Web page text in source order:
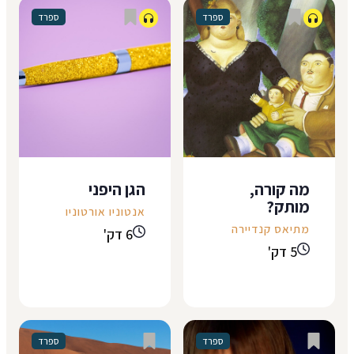
ספרד
מה קורה,
מותק?
מתיאס קנדיירה
5 דק'
ספרד
הגן היפני
אנטוניו אורטוניו
6 דק'
ספרד
לאִיסָה וחֶרמן היא
הולכת להתחתן, היא
אמרה לנו. ואז פרצה
בצחוק. היא החליטה
האוניברסיטה ולנשור
מהלימודים באמצע
התואר כדי להתחתן,
חתיכת הפתעה, אה,
ספרד
ונידבת לאישה שלי רק
"Famous Blue
Raincoat") בתוך
קרוואן אבוד במדבר,